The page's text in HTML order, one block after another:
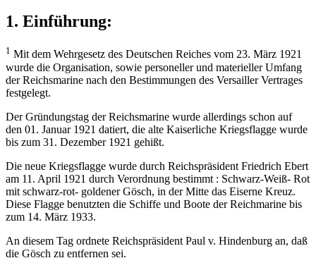
1. Einführung:
1 Mit dem Wehrgesetz des Deutschen Reiches vom 23. März 1921
wurde die Organisation, sowie personeller und materieller Umfang
der Reichsmarine nach den Bestimmungen des Versailler Vertrages
festgelegt.
Der Gründungstag der Reichsmarine wurde allerdings schon auf
den 01. Januar 1921 datiert, die alte Kaiserliche Kriegsflagge wurde
bis zum 31. Dezember 1921 gehißt.
Die neue Kriegsflagge wurde durch Reichspräsident Friedrich Ebert
am 11. April 1921 durch Verordnung bestimmt : Schwarz-Weiß- Rot
mit schwarz-rot- goldener Gösch, in der Mitte das Eiserne Kreuz.
Diese Flagge benutzten die Schiffe und Boote der Reichmarine bis
zum 14. März 1933.
An diesem Tag ordnete Reichspräsident Paul v. Hindenburg an, daß
die Gösch zu entfernen sei.